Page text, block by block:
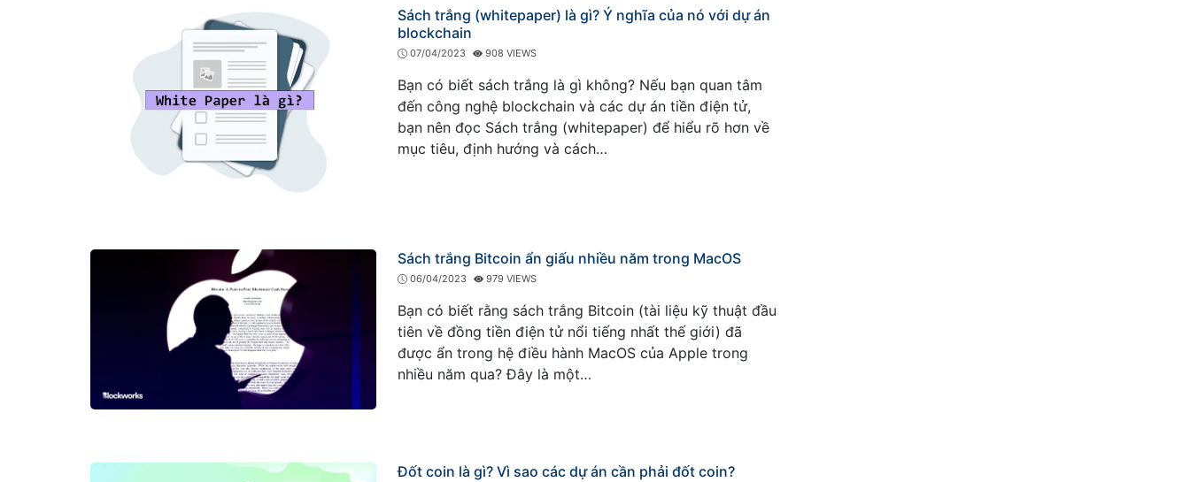
Sách trắng (whitepaper) là gì? Ý nghĩa của nó với dự án
blockchain
07/04/2023 908 VIEWS
Bạn có biết sách trắng là gì không? Nếu bạn quan tâm
đến công nghệ blockchain và các dự án tiền điện tử,
bạn nên đọc Sách trắng (whitepaper) để hiểu rõ hơn về
mục tiêu, định hướng và cách…
Sách trắng Bitcoin ẩn giấu nhiều năm trong MacOS
06/04/2023 979 VIEWS
Bạn có biết rằng sách trắng Bitcoin (tài liệu kỹ thuật đầu
tiên về đồng tiền điện tử nổi tiếng nhất thế giới) đã
được ẩn trong hệ điều hành MacOS của Apple trong
nhiều năm qua? Đây là một…
Đốt coin là gì? Vì sao các dự án cần phải đốt coin?